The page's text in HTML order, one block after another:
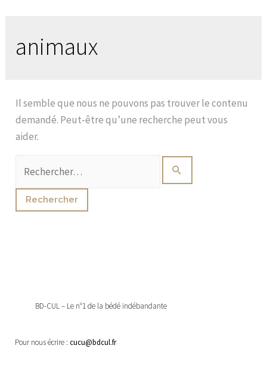
animaux
Il semble que nous ne pouvons pas trouver le contenu
demandé. Peut-être qu’une recherche peut vous
aider.
BD-CUL – Le n°1 de la bédé indébandante
Pour nous écrire : cucu@bdcul.fr